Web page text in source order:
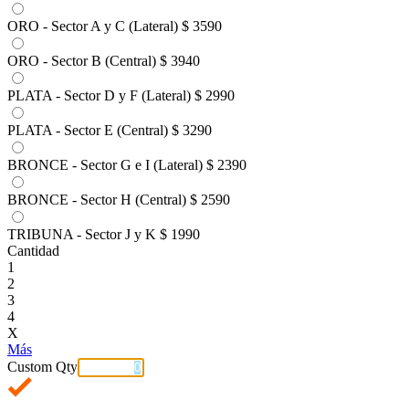
ORO - Sector A y C (Lateral) $ 3590
ORO - Sector B (Central) $ 3940
PLATA - Sector D y F (Lateral) $ 2990
PLATA - Sector E (Central) $ 3290
BRONCE - Sector G e I (Lateral) $ 2390
BRONCE - Sector H (Central) $ 2590
TRIBUNA - Sector J y K $ 1990
Cantidad
1
2
3
4
X
Más
Custom Qty